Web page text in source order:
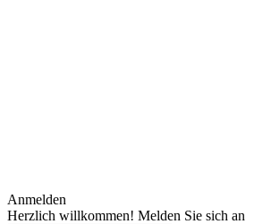
Anmelden
Herzlich willkommen! Melden Sie sich an